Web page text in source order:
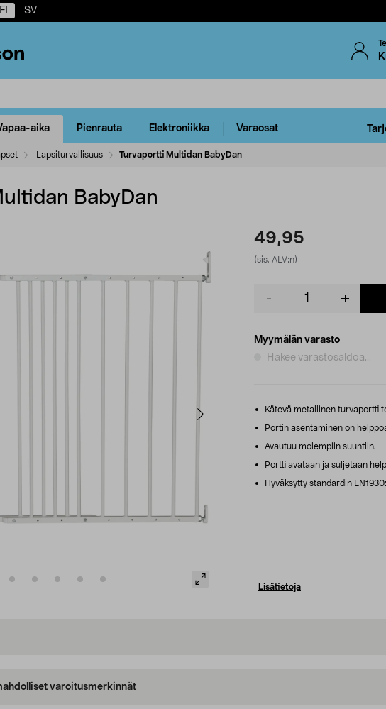
FI SV
aika Pienrauta Elektroniikka Varaosat
Lapsiturvallisuus Turvaportti Multidan BabyDan
BabyDan
49,95
(sis. ALV:n)
Myymälän varasto
Hakee varastosaldoa...
Kätevä metallinen turvaportti
Portin asentaminen on
Avautuu molempiin suuntiin.
Portti avataan ja suljetaan
Hyväksytty standardin
Lisätietoja
varoitusmerkinnät